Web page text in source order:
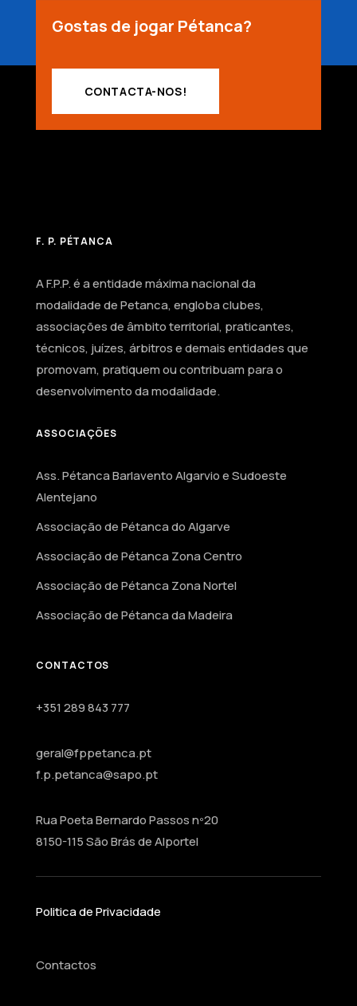
Gostas de jogar Pétanca?
CONTACTA-NOS!
F. P. PÉTANCA
A F.P.P. é a entidade máxima nacional da
modalidade de Petanca, engloba clubes,
associações de âmbito territorial, praticantes,
técnicos, juízes, árbitros e demais entidades que
promovam, pratiquem ou contribuam para o
desenvolvimento da modalidade.
ASSOCIAÇÕES
Ass. Pétanca Barlavento Algarvio e Sudoeste
Alentejano
Associação de Pétanca do Algarve
Associação de Pétanca Zona Centro
Associação de Pétanca Zona Nortel
Associação de Pétanca da Madeira
CONTACTOS
+351 289 843 777
geral@fppetanca.pt
f.p.petanca@sapo.pt
Rua Poeta Bernardo Passos nº20
8150-115 São Brás de Alportel
Politica de Privacidade
Contactos